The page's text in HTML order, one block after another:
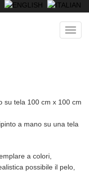
a mano su una tela
a colori,
possibile il pelo,